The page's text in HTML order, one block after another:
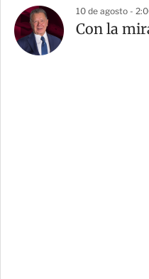
10 de agosto -
Con la